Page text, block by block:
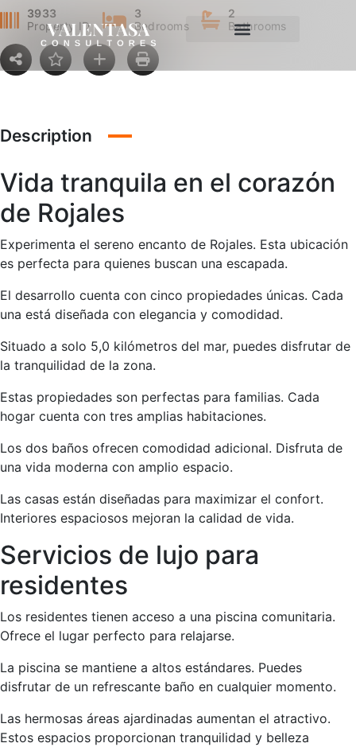
3933
Property ID
3
Bedrooms
2
Bathrooms
Description
Vida tranquila en el corazón
de Rojales
Experimenta el sereno encanto de Rojales. Esta ubicación
es perfecta para quienes buscan una escapada.
El desarrollo cuenta con cinco propiedades únicas. Cada
una está diseñada con elegancia y comodidad.
Situado a solo 5,0 kilómetros del mar, puedes disfrutar de
la tranquilidad de la zona.
Estas propiedades son perfectas para familias. Cada
hogar cuenta con tres amplias habitaciones.
Los dos baños ofrecen comodidad adicional. Disfruta de
una vida moderna con amplio espacio.
Las casas están diseñadas para maximizar el confort.
Interiores espaciosos mejoran la calidad de vida.
Servicios de lujo para
residentes
Los residentes tienen acceso a una piscina comunitaria.
Ofrece el lugar perfecto para relajarse.
La piscina se mantiene a altos estándares. Puedes
disfrutar de un refrescante baño en cualquier momento.
Las hermosas áreas ajardinadas aumentan el atractivo.
Estos espacios proporcionan tranquilidad y belleza